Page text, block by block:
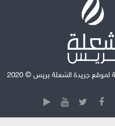
جريدة الشعلة بريس © 2020